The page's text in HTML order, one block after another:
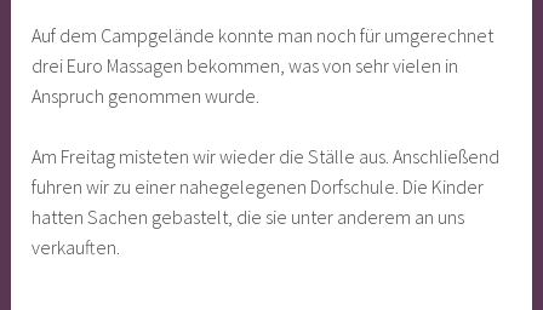
Auf dem Campgelände konnte man noch für umgerechnet
drei Euro Massagen bekommen, was von sehr vielen in
Anspruch genommen wurde.
Am Freitag misteten wir wieder die Ställe aus. Anschließend
fuhren wir zu einer nahegelegenen Dorfschule. Die Kinder
hatten Sachen gebastelt, die sie unter anderem an uns
verkauften.